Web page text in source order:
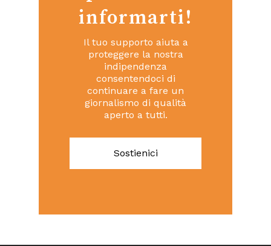
informarti!
Il tuo supporto aiuta a
proteggere la nostra
indipendenza
consentendoci di
continuare a fare un
giornalismo di qualità
aperto a tutti.
Sostienici